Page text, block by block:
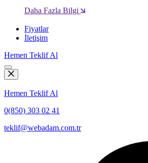
Daha Fazla Bilgi
Fiyatlar
İletişim
Hemen Teklif Al
Hemen Teklif Al
0(850) 303 02 41
teklif@webadam.com.tr